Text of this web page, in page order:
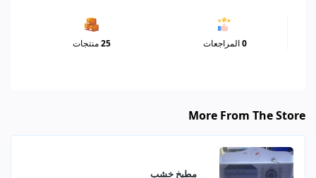
0المراجعات 25منتجات
More From The Store
مطبخ خشب